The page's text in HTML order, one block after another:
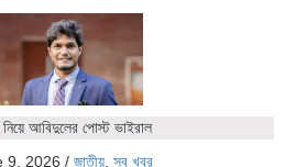
আবিদুলের পোস্ট ভাইরাল
9, 2026 / জাতীয়, সব খবর